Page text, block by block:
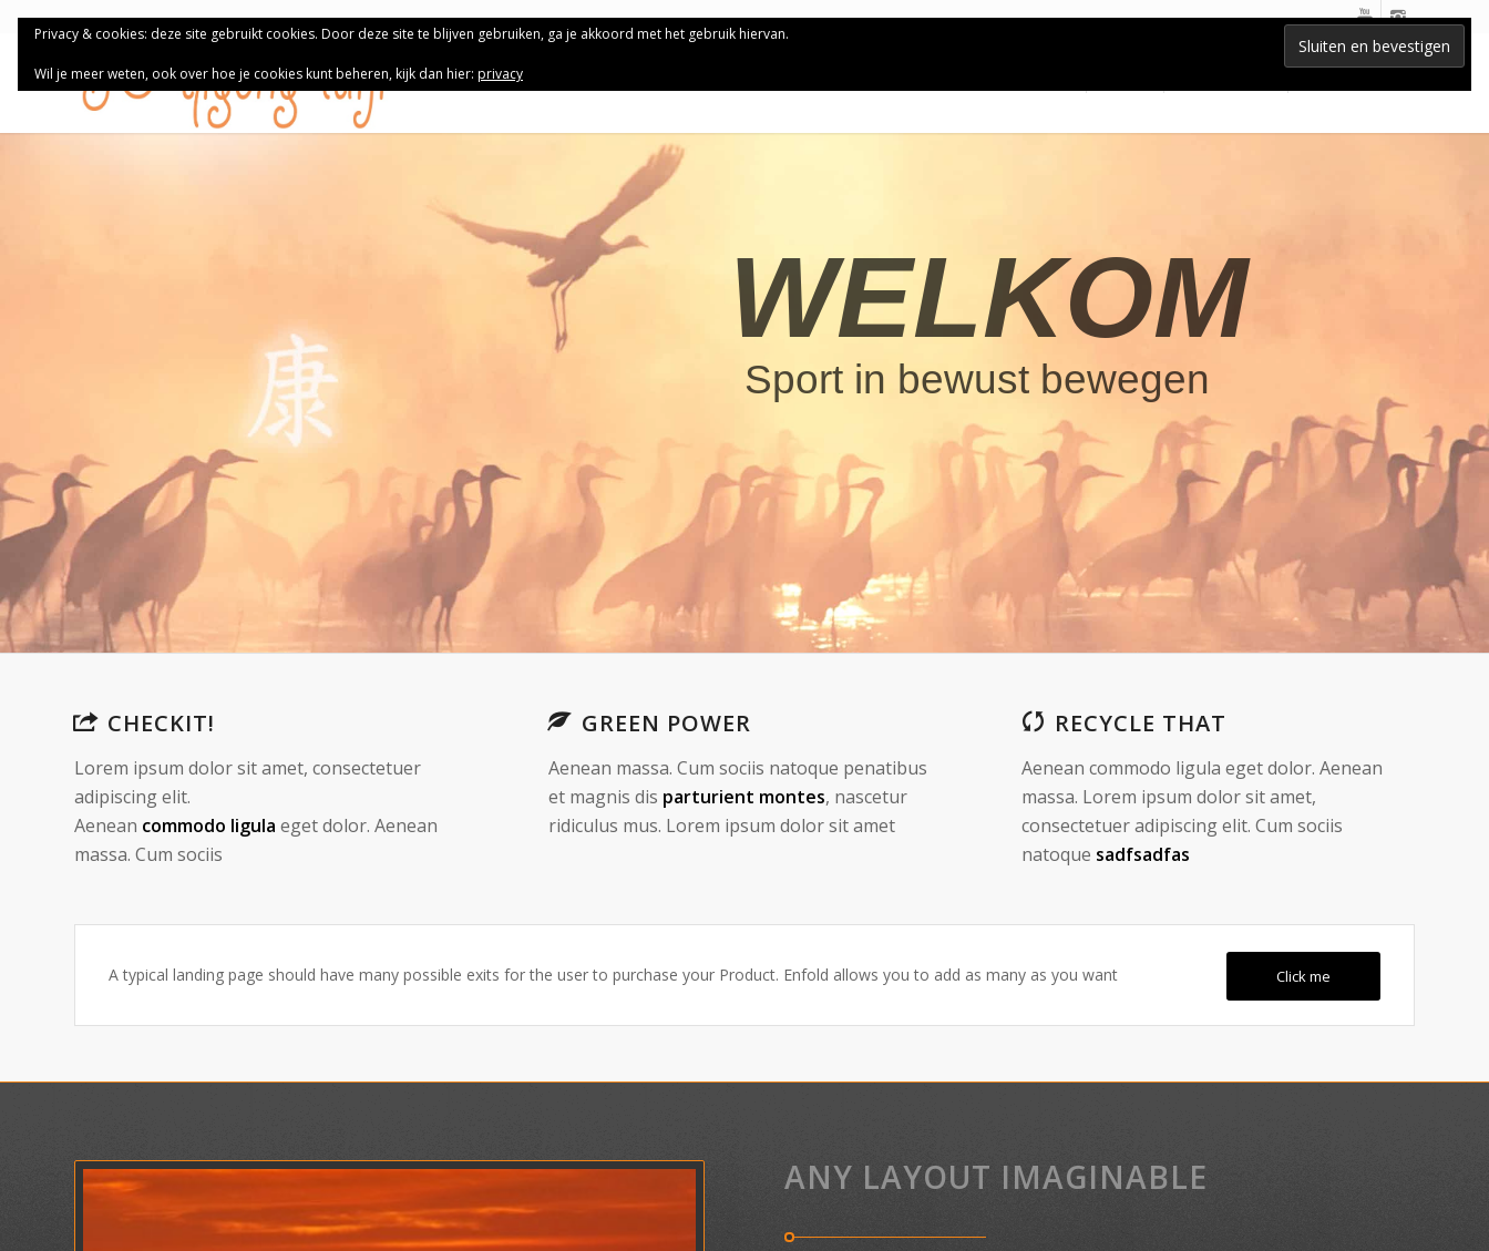
WELKOM
Sport in bewust bewegen
CHECKIT!
Lorem ipsum dolor sit amet, consectetuer
adipiscing elit.
Aenean commodo ligula eget dolor. Aenean
massa. Cum sociis
GREEN POWER
Aenean massa. Cum sociis natoque penatibus
et magnis dis parturient montes, nascetur
ridiculus mus. Lorem ipsum dolor sit amet
RECYCLE THAT
Aenean commodo ligula eget dolor. Aenean
massa. Lorem ipsum dolor sit amet,
consectetuer adipiscing elit. Cum sociis
natoque sadfsadfas
A typical landing page should have many possible exits for the user to purchase your Product. Enfold allows you to add as many as you want Click me
ANY LAYOUT IMAGINABLE
Privacy & cookies: deze site gebruikt cookies. Door deze site te blijven gebruiken, ga je akkoord met het gebruik hiervan.
Wil je meer weten, ook over hoe je cookies kunt beheren, kijk dan hier: privacy